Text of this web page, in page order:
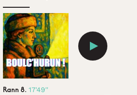
Rann 8. 17'49''